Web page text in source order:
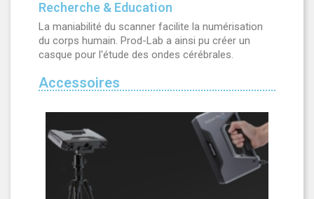
Recherche & Education
La maniabilité du scanner facilite la numérisation
du corps humain. Prod-Lab a ainsi pu créer un
casque pour l'étude des ondes cérébrales.
Accessoires